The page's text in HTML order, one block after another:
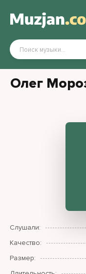
Олег
Слушали:
Качество:
Размер: